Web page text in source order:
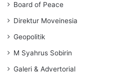
Board of Peace
Direktur Moveinesia
Geopolitik
M Syahrus Sobirin
Galeri & Advertorial